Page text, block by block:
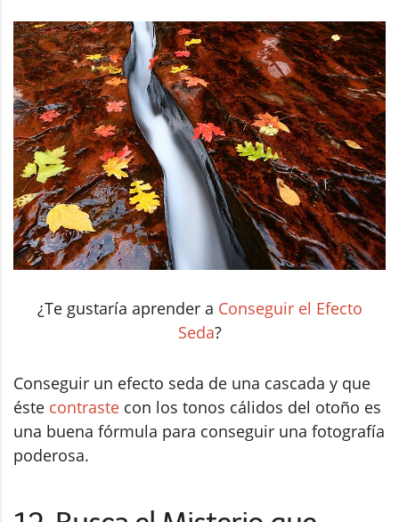
¿Te gustaría aprender a Conseguir el Efecto
Seda?
Conseguir un efecto seda de una cascada y que
éste contraste con los tonos cálidos del otoño es
una buena fórmula para conseguir una fotografía
poderosa.